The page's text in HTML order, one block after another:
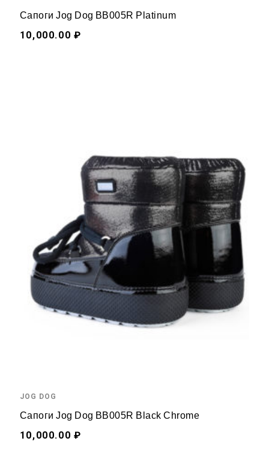
Сапоги Jog Dog BB005R Platinum
10,000.00 ₽
JOG DOG
Сапоги Jog Dog BB005R Black Chrome
10,000.00 ₽